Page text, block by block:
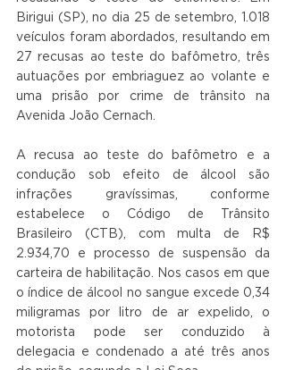
Birigui (SP), no dia 25 de setembro, 1.018
veículos foram abordados, resultando em
27 recusas ao teste do bafômetro, três
autuações por embriaguez ao volante e
uma prisão por crime de trânsito na
Avenida João Cernach.
A recusa ao teste do bafômetro e a
condução sob efeito de álcool são
infrações gravíssimas, conforme
estabelece o Código de Trânsito
Brasileiro (CTB), com multa de R$
2.934,70 e processo de suspensão da
carteira de habilitação. Nos casos em que
o índice de álcool no sangue excede 0,34
miligramas por litro de ar expelido, o
motorista pode ser conduzido à
delegacia e condenado a até três anos